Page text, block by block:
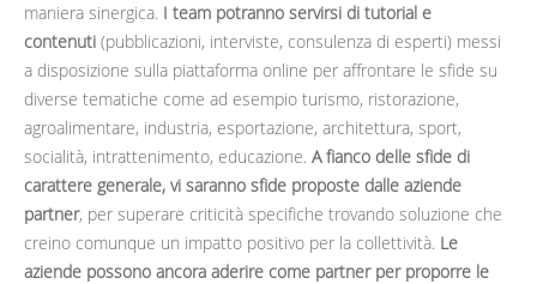
maniera sinergica. I team potranno servirsi di tutorial e
contenuti (pubblicazioni, interviste, consulenza di esperti) messi
a disposizione sulla piattaforma online per affrontare le sfide su
diverse tematiche come ad esempio turismo, ristorazione,
agroalimentare, industria, esportazione, architettura, sport,
socialità, intrattenimento, educazione. A fianco delle sfide di
carattere generale, vi saranno sfide proposte dalle aziende
partner, per superare criticità specifiche trovando soluzione che
creino comunque un impatto positivo per la collettività. Le
aziende possono ancora aderire come partner per proporre le